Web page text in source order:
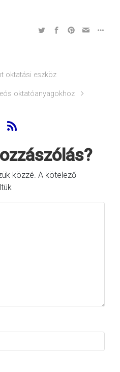
oktatási eszköz
oktatóanyagokhoz
közzé. A kötelező